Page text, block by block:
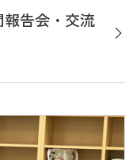
告会・交流